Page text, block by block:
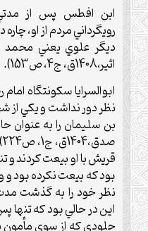
ابن افطس پس از
رويگرداني مردم از او،
ديگر علوي يعني محمد
اثير،1408ق، ج4، ص153).
ابوالسرايا سکونتگاه
نظر دور نداشت و يکي
بن سليمان را به
قريش با او بيعت کردند و
بود که بيعت نکرده بود و
نظر خود را به گذشت
اين در حالي بود که